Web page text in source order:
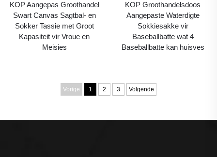
KOP Aangepas Groothandel
Swart Canvas Sagtbal- en
Sokker Tassie met Groot
Kapasiteit vir Vroue en
Meisies
KOP Groothandelsdoos
Aangepaste Waterdigte
Sokkiesakke vir
Baseballbatte wat 4
Baseballbatte kan huisves
Vorige 1 2 3 Volgende